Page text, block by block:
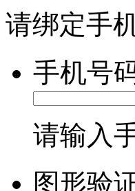
请绑定手
手机号
请输入
图形验